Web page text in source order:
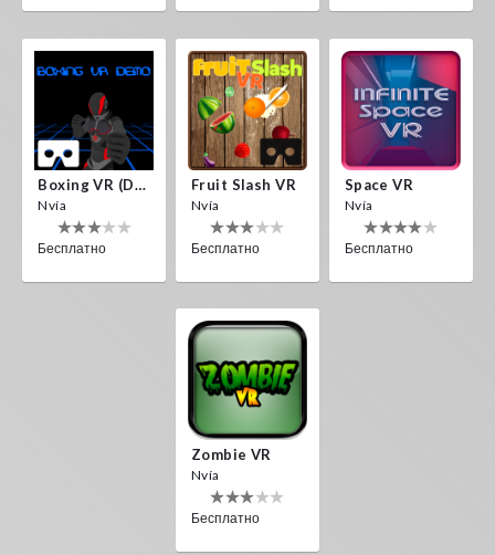
Boxing VR (Demo)
Nvía
Бесплатно
Fruit Slash VR
Nvía
Бесплатно
Space VR
Nvía
Бесплатно
Zombie VR
Nvía
Бесплатно